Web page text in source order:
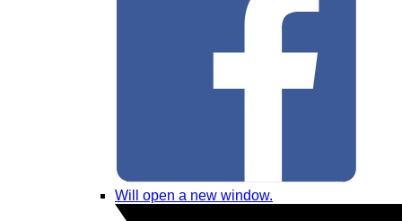
Will open a new window.